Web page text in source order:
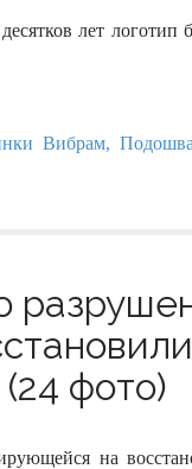
лет логотип
фото)
на